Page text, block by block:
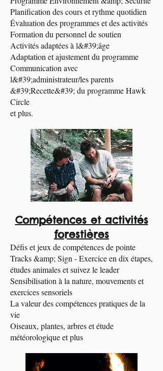
Planification des cours et rythme quotidien
Évaluation des programmes et des activités
Formation du personnel de soutien
Activités adaptées à l&#39;âge
Adaptation et ajustement du programme
Communication avec
l&#39;administrateur/les parents
&#39;Recette&#39; du programme Hawk
Circle
et plus.
Compétences et activités
forestières
Défis et jeux de compétences de pointe
Tracks &amp; Sign - Exercice en dix étapes,
études animales et suivez le leader
Sensibilisation à la nature, mouvements et
exercices sensoriels
La valeur des compétences pratiques de la
vie
Oiseaux, plantes, arbres et étude
météorologique et plus